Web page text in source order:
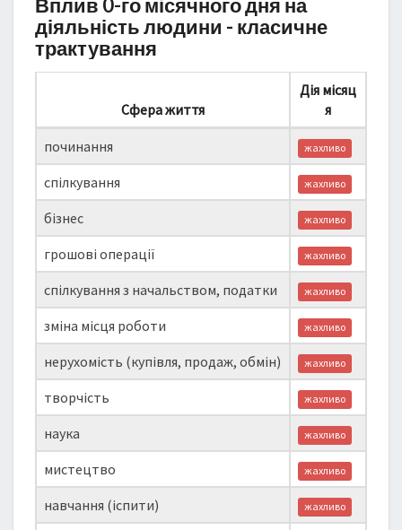
Вплив 0-го місячного дня на
діяльність людини - класичне
трактування
Сфера життя
Дія місяц
я
починання жахливо
спілкування жахливо
бізнес жахливо
грошові операції жахливо
спілкування з начальством, податки жахливо
зміна місця роботи жахливо
нерухомість (купівля, продаж, обмін) жахливо
творчість жахливо
наука жахливо
мистецтво жахливо
навчання (іспити) жахливо